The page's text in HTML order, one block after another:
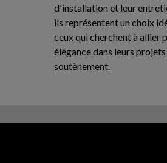
d'installation et leur
ils représentent un choix
ceux qui cherchent à allier
élégance dans leurs
soutènement.